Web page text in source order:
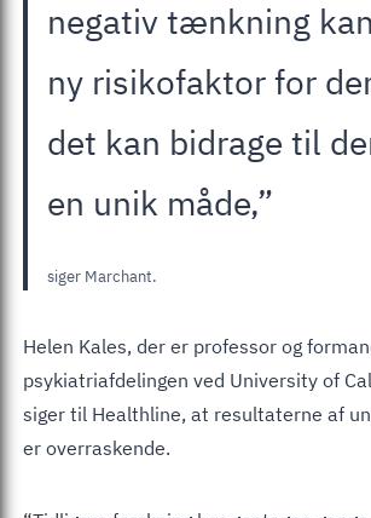
negativ tænkning
ny risikofaktor for
det kan bidrage til
en unik måde,”
siger Marchant.
Helen Kales, der er professor og
psykiatriafdelingen ved University of
siger til Healthline, at resultaterne af
er overraskende.